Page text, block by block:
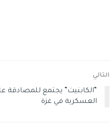
التالي
“الكابنيت” يجتمع للمصادقة
العسكرية في غزة